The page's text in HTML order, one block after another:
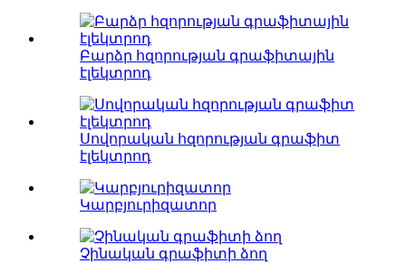
Բարձր հզորության գրաֆիտային
էլեկտրոդ
Սովորական հզորության գրաֆիտ
էլեկտրոդ
Կարբյուրիզատոր
Չինական գրաֆիտի ձող